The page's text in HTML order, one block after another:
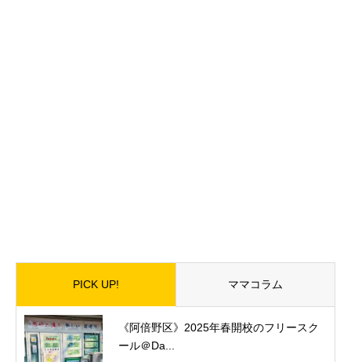
PICK UP! ママコラム
《阿倍野区》2025年春開校のフリースク
ール＠Da...